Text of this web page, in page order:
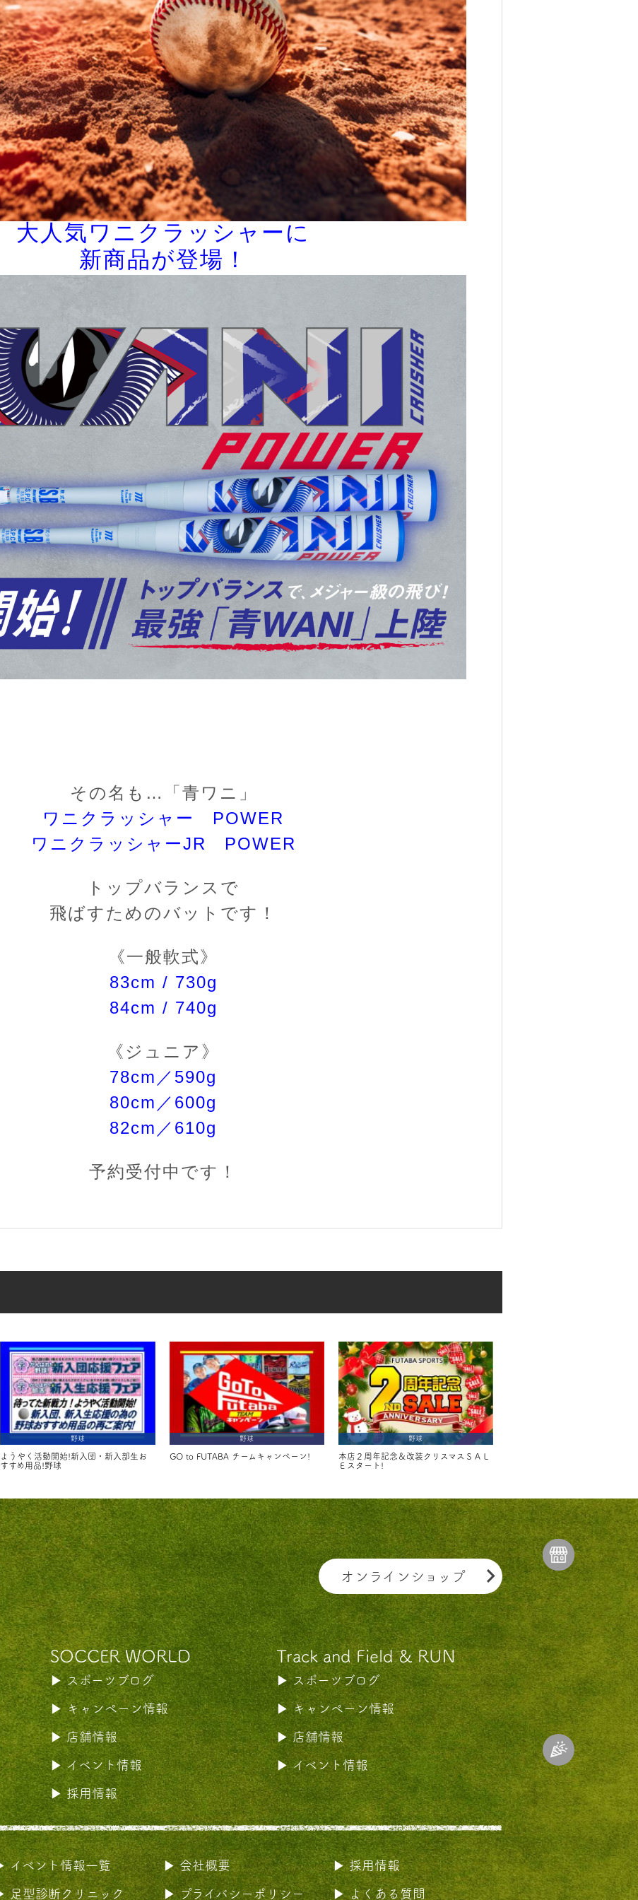
大人気ワニクラッシャーに
新商品が登場！
その名も…「青ワニ」
ワニクラッシャー POWER
ワニクラッシャーJR POWER
トップバランスで
飛ばすためのバットです！
《一般軟式》
83cm / 730g
84cm / 740g
《ジュニア》
78cm／590g
80cm／600g
82cm／610g
予約受付中です！
野球
ようやく活動開始!新入団・新入部生お
すすめ用品!野球
野球
GO to FUTABA チームキャンペーン!
野球
本店２周年記念＆改装クリスマスＳＡＬ
Ｅスタート!
オンラインショップ
SOCCER WORLD
スポーツブログ
キャンペーン情報
店舗情報
イベント情報
採用情報
Track and Field & RUN
スポーツブログ
キャンペーン情報
店舗情報
イベント情報
イベント情報一覧
足型診断クリニック
会社概要
プライバシーポリシー
採用情報
よくある質問
キャン
ペーン